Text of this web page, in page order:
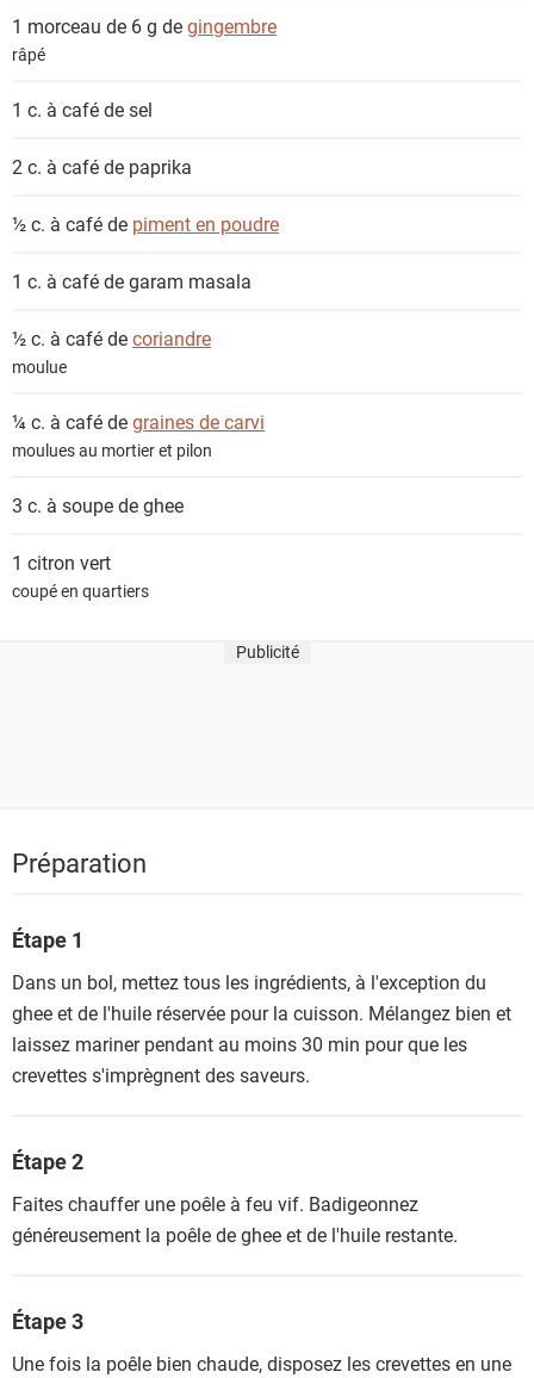
1 morceau de 6 g degingembre
râpé
1 c. à café desel
2 c. à café de paprika
½ c. à café de piment en poudre
1 c. à café degaram masala
½ c. à café decoriandre
moulue
¼ c. à café degraines de carvi
moulues au mortier et pilon
3 c. à soupe deghee
1 citron vert
coupé en quartiers
Publicité
Préparation
Étape 1
Dans un bol, mettez tous les ingrédients, à l'exception du
ghee et de l'huile réservée pour la cuisson. Mélangez bien et
laissez mariner pendant au moins 30 min pour que les
crevettes s'imprègnent des saveurs.
Étape 2
Faites chauffer une poêle à feu vif. Badigeonnez
généreusement la poêle de ghee et de l'huile restante.
Étape 3
Une fois la poêle bien chaude, disposez les crevettes en une